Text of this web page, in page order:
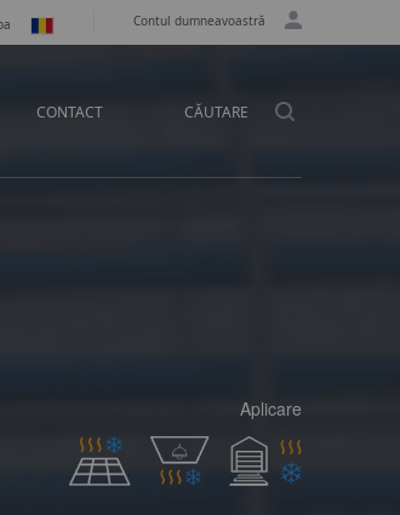
Contul dumneavoastră
CONTACT CĂUTARE
Aplicare